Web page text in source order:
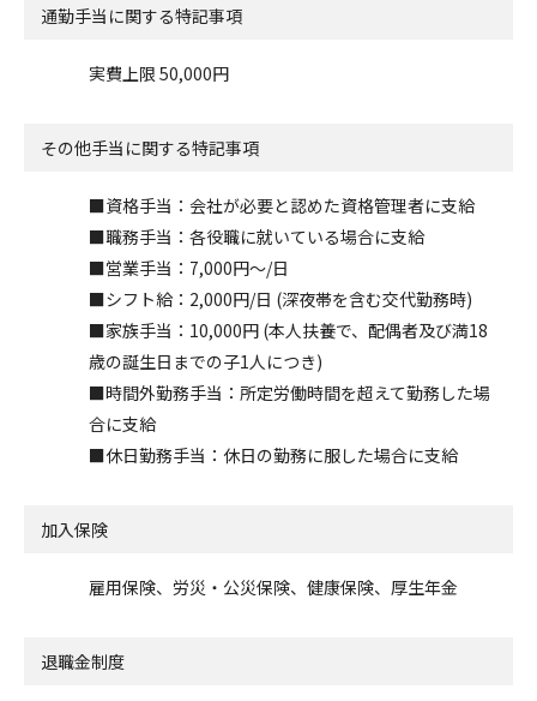
通勤手当に関する特記事項
実費上限 50,000円
その他手当に関する特記事項
■資格手当：会社が必要と認めた資格管理者に支給
■職務手当：各役職に就いている場合に支給
■営業手当：7,000円～/日
■シフト給：2,000円/日 (深夜帯を含む交代勤務時)
■家族手当：10,000円 (本人扶養で、配偶者及び満18
歳の誕生日までの子1人につき)
■時間外勤務手当：所定労働時間を超えて勤務した場
合に支給
■休日勤務手当：休日の勤務に服した場合に支給
加入保険
雇用保険、労災・公災保険、健康保険、厚生年金
退職金制度